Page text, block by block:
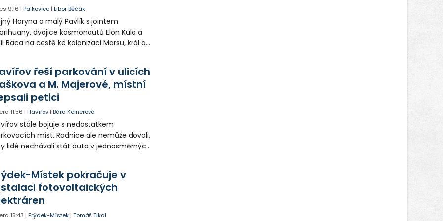
9:16 |Palkovice |Libor Běčák
Horyna a malý Pavlík s jointem
dvojice kosmonautů Elon Kula a
Baca na cestě ke kolonizaci Marsu, král a
a místostarosta David Kula.
řeší parkování v ulicích
a M. Majerové, místní
petici
11:56 |Havířov |Bára Kelnerová
stále bojuje s nedostatkem
míst. Radnice ale nemůže dovoli,
lidé nechávali stát auta v jednosměrných
se teď řeší v jednom vnitrobloku, kde
někteří obyvatelé rozhodli sepsat petici.
Místek pokračuje v
fotovoltaických
15:43 |Frýdek-Místek |Tomáš Tikal